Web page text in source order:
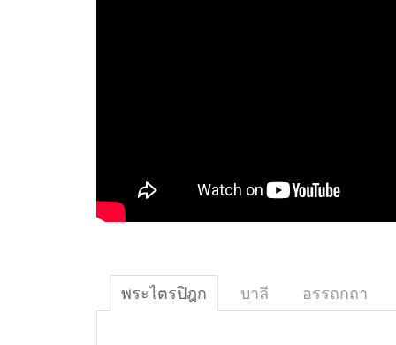
พระไตรปิฎก บาลี อรรถกถา